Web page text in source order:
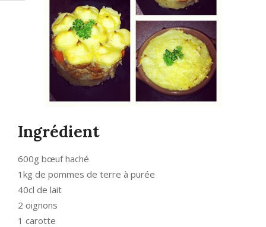
Ingrédient
600g bœuf haché
1kg de pommes de terre à purée
40cl de lait
2 oignons
1 carotte